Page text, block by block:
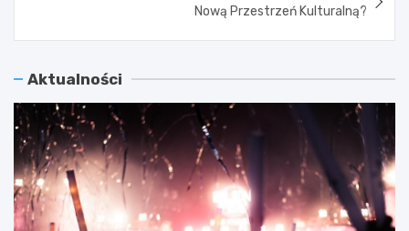
Nową Przestrzeń Kulturalną?
Aktualności